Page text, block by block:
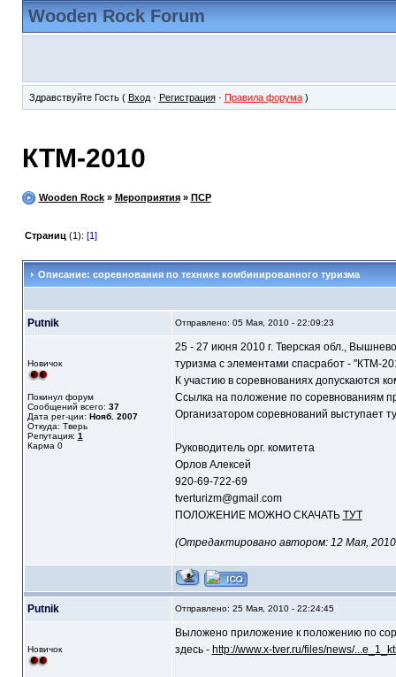
Wooden Rock Forum
Здравствуйте Гость ( Вход· Регистрация· Правила форума)
КТМ-2010
Wooden Rock» Мероприятия» ПСР
Страниц (1): [1]
Описание: соревнования по технике комбинированного туризма
Putnik Отправлено: 05 Мая, 2010 - 22:09:23
Новичок
Покинул форум
Сообщений всего: 37
Дата рег-ции: Нояб. 2007
Откуда: Тверь
Репутация: 1
Карма 0
25 - 27 июня 2010 г. Тверская обл.,
туризма с элементами спасработ - "КТМ-
К участию в соревнованиях допускаются
Ссылка на положение по соревнованиям
Организатором соревнований выступает
Руководитель орг. комитета
Орлов Алексей
920-69-722-69
tverturizm@gmail.com
ПОЛОЖЕНИЕ МОЖНО СКАЧАТЬ ТУТ
(Отредактировано автором: 12 Мая, 2010
Putnik Отправлено: 25 Мая, 2010 - 22:24:45
Новичок
Выложено приложение к положению по
здесь - http://www.x-tver.ru/files/news/